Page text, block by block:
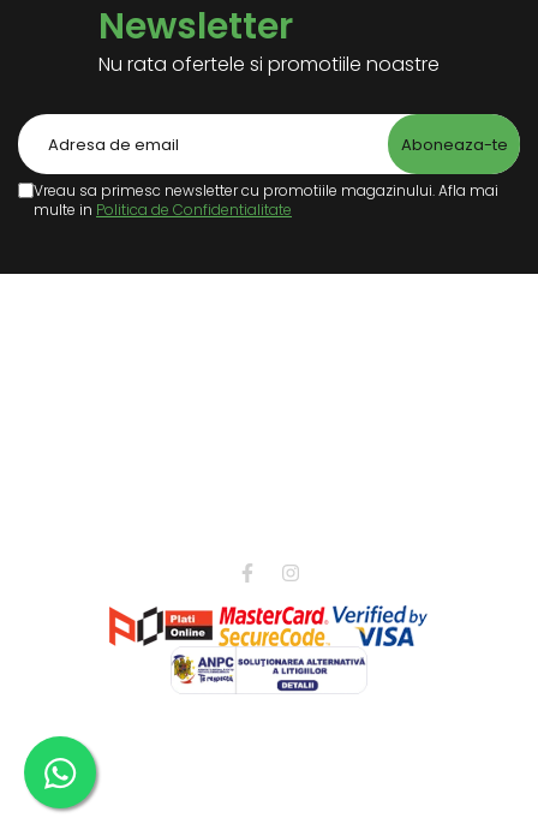
Newsletter
Nu rata ofertele si promotiile noastre
Vreau sa primesc newsletter cu promotiile magazinului. Afla mai
multe in Politica de Confidentialitate